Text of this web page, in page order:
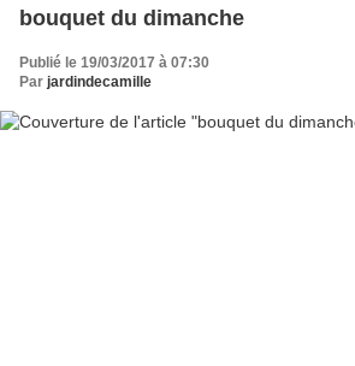
bouquet du dimanche
Publié le 19/03/2017 à 07:30
Par jardindecamille